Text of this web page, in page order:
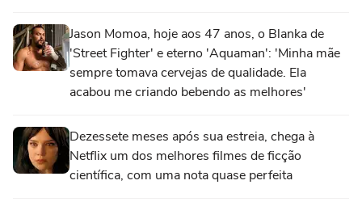
Jason Momoa, hoje aos 47 anos, o Blanka de
'Street Fighter' e eterno 'Aquaman': 'Minha mãe
sempre tomava cervejas de qualidade. Ela
acabou me criando bebendo as melhores'
Dezessete meses após sua estreia, chega à
Netflix um dos melhores filmes de ficção
científica, com uma nota quase perfeita